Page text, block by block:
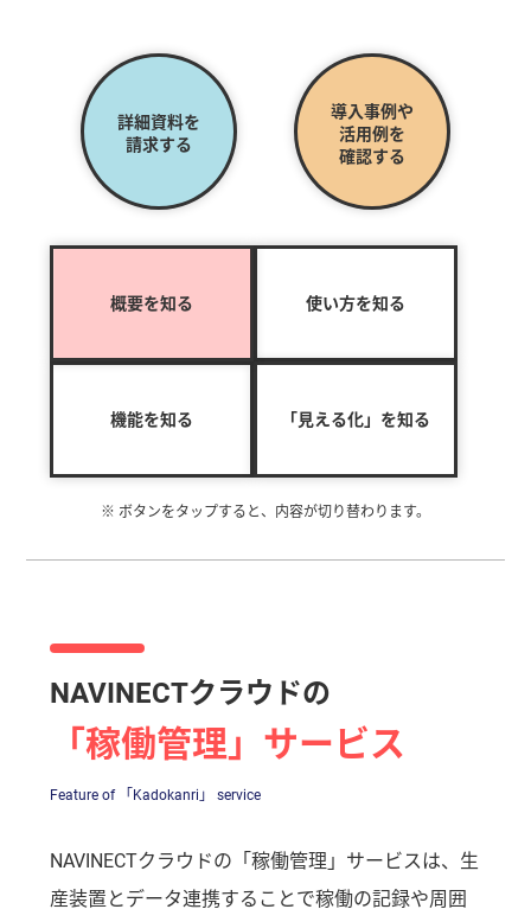
詳細資料を
請求する
導入事例や
活用例を
確認する
概要を知る 使い方を知る
機能を知る 「見える化」を知る
※ ボタンをタップすると、内容が切り替わります。
NAVINECTクラウドの
「稼働管理」サービス
Feature of 「Kadokanri」 service
NAVINECTクラウドの「稼働管理」サービスは、生
産装置とデータ連携することで稼働の記録や周囲